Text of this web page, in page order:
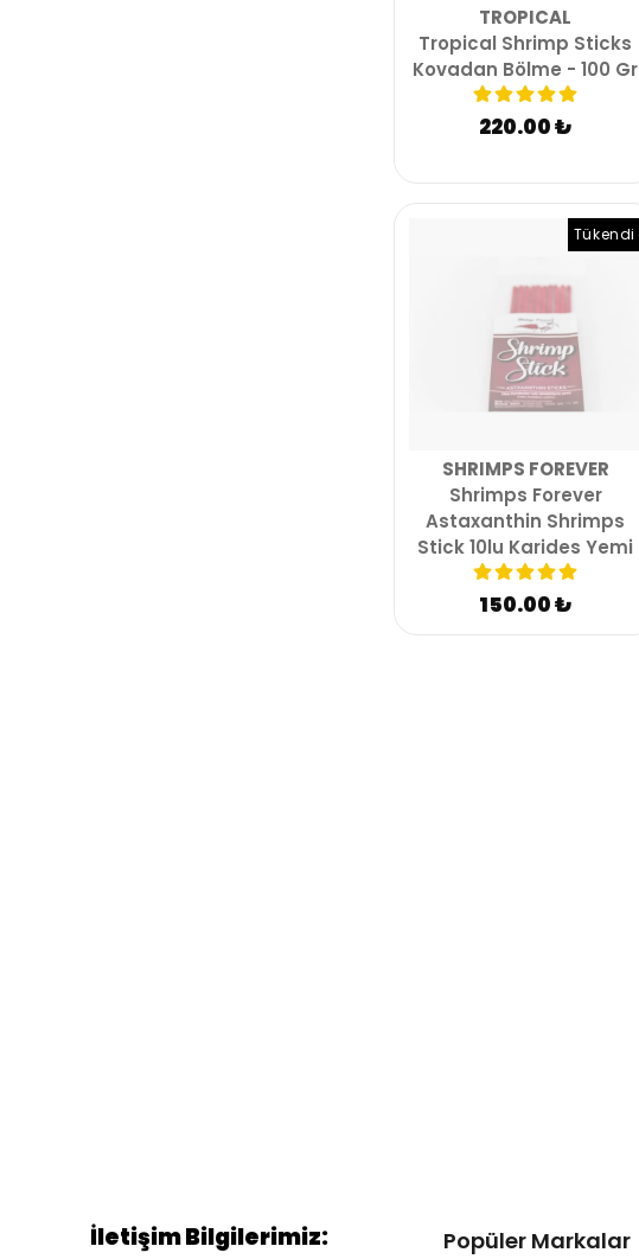
TROPICAL
Tropical Shrimp Sticks
Kovadan Bölme - 100 Gr
220.00 ₺
Tükendi
SHRIMPS FOREVER
Shrimps Forever
Astaxanthin Shrimps
Stick 10lu Karides Yemi
150.00 ₺
Popüler Markalar
İletişim Bilgilerimiz: